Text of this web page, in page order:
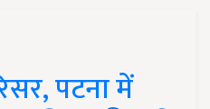
पटना में